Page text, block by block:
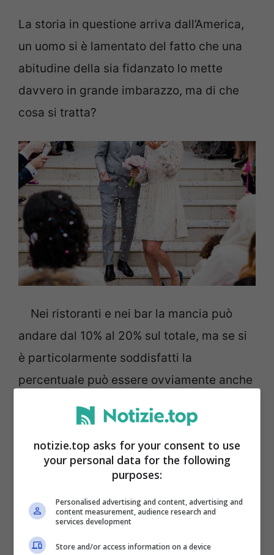
La storia in questione arriva dall’America,
un uomo si è lamentato del fatto che una
abitudine della sia fidanzato lo mette
davvero in grande imbarazzo, ma di che
cosa si tratta?
Nei ristoranti e nei bar la mancia può
andare dal 10% al 20% sul totale, ma se si
è particolarmente soddisfatti la
percentuale può essere ovviamente anche
sempre in America è una consuetudine,
per la donna pare essere davvero
sbagliata:“Quando andiamo in un
dividiamo senza problemi, a metà. Capita,
a volte, che paghi io, mentre altre volte,
notizie.top asks for your consent to use
your personal data for the following
purposes:
Personalised advertising and content, advertising and
content measurement, audience research and
services development
Store and/or access information on a device